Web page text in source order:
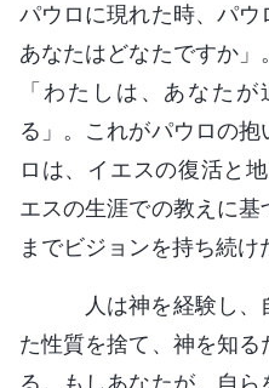
パウロに現れた時、パウ
あなたはどなたですか」
「わたしは、あなた
る」。これがパウロの
ロは、イエスの復活と
エスの生涯での教えに
までビジョンを持ち続け
人は神を経験し、
た性質を捨て、神を知
る。もしあなたが、自